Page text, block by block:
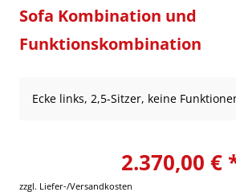
Sofa Kombination und
Funktionskombination
Ecke links, 2,5-Sitzer, keine
2.370,00 €
zzgl. Liefer-/Versandkosten